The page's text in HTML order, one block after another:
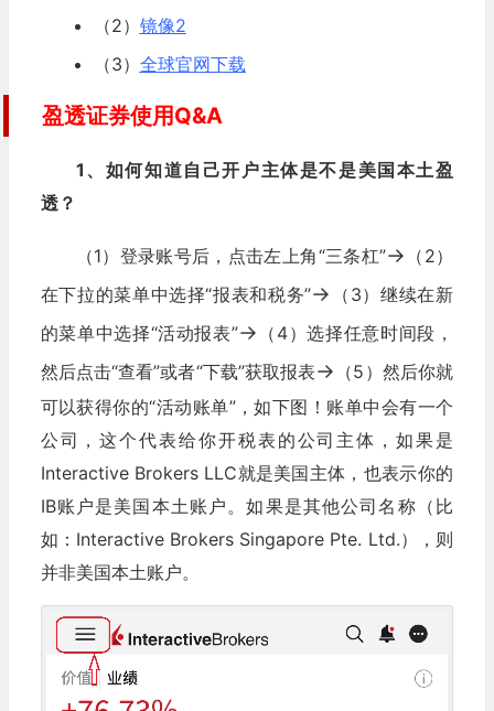
（2） 镜像2
（3） 全球官网下载
盈透证券使用Q&A
1、如何知道自己开户主体是不是美国本土盈
透？
（1）登录账号后，点击左上角“三条杠”→ （2）
在下拉的菜单中选择“报表和税务”→
（3）继续在新
的菜单中选择“活动报表”→ （4）选择任意时间段，
然后点击“查看”或者“下载”获取报表→ （5）然后你就
可以获得你的“活动账单”，如下图！账单中会有一个
公司，这个代表给你开税表的公司主体，如果是
Interactive Brokers LLC就是美国主体，也表示你的
IB账户是美国本土账户。如果是其他公司名称（比
如：Interactive Brokers Singapore Pte. Ltd.），则
并非美国本土账户。